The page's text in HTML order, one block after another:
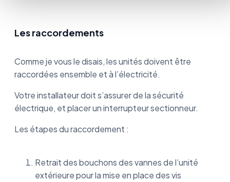
Les raccordements
Comme je vous le disais, les unités doivent être
raccordées ensemble et à l’électricité.
Votre installateur doit s’assurer de la sécurité
électrique, et placer un interrupteur sectionneur.
Les étapes du raccordement :
Retrait des bouchons des vannes de l’unité
extérieure pour la mise en place des vis